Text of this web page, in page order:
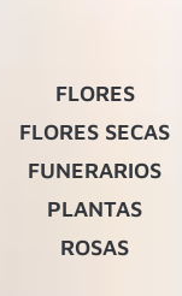
FLORES
FLORES SECAS
FUNERARIOS
PLANTAS
ROSAS